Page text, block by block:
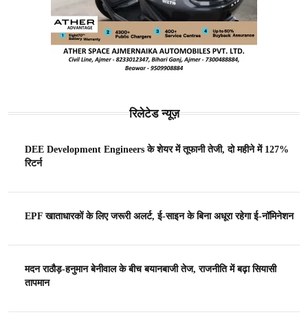
रिलेटेड न्यूज़
DEE Development Engineers के शेयर में तूफानी तेजी, दो महीने में 127%
रिटर्न
EPF खाताधारकों के लिए जरूरी अलर्ट, ई-साइन के बिना अधूरा रहेगा ई-नॉमिनेशन
मदन राठौड़-हनुमान बेनीवाल के बीच बयानबाजी तेज, राजनीति में बढ़ा सियासी
तापमान